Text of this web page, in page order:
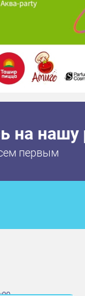
на нашу
первым